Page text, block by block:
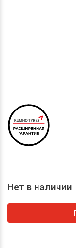
Нет в наличии